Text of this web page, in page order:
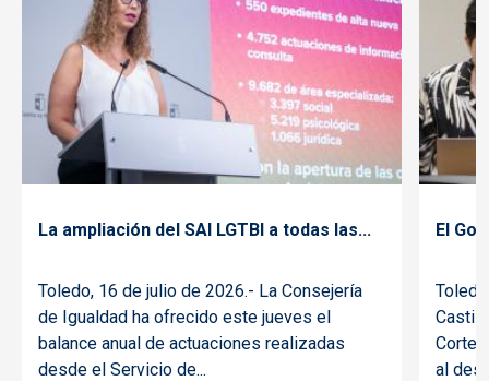
Noticia
La ampliación del SAI LGTBI a todas las...
Toledo, 16 de julio de 2026.- La Consejería
de Igualdad ha ofrecido este jueves el
balance anual de actuaciones realizadas
desde el Servicio de...
El
al